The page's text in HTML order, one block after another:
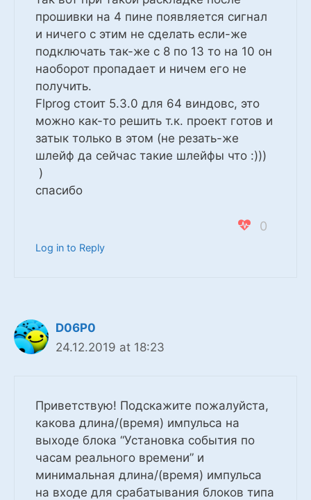
прошивки на 4 пине появляется сигнал
и ничего с этим не сделать если-же
подключать так-же с 8 по 13 то на 10 он
наоборот пропадает и ничем его не
получить.
Flprog стоит 5.3.0 для 64 виндовс, это
можно как-то решить т.к. проект готов и
затык только в этом (не резать-же
шлейф да сейчас такие шлейфы что :)))
)
спасибо
0
Log in to Reply
D06P0
24.12.2019 at 18:23
Приветствую! Подскажите пожалуйста,
какова длина/(время) импульса на
выходе блока “Установка события по
часам реального времени” и
минимальная длина/(время) импульса
на входе для срабатывания блоков типа